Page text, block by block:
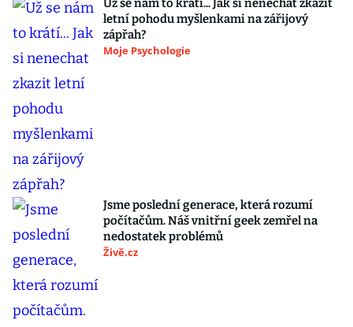
Už se nám to krátí... Jak si nenechat zkazit
letní pohodu myšlenkami na zářijový
zápřah?
Moje Psychologie
Jsme poslední generace, která rozumí
počítačům. Náš vnitřní geek zemřel na
nedostatek problémů
Živě.cz